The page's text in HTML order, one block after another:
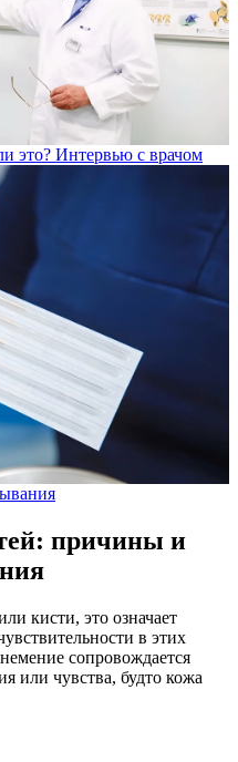
это? Интервью с врачом
причины и
кисти, это означает
в этих
сопровождается
или чувства, будто кожа